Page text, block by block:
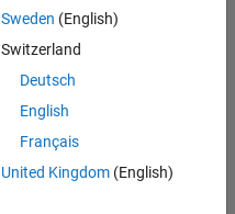
Sweden (English)
Switzerland
Deutsch
English
Français
United Kingdom(English)